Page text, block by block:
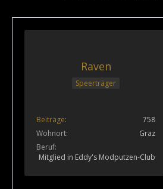
Raven
Speerträger
Beiträge
758
Wohnort
Graz
Beruf
Mitglied in Eddy's Modputzen-Club